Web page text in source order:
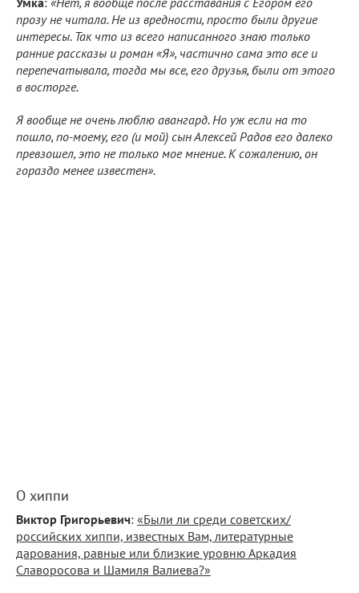
прозу не читала. Не из вредности, просто были другие
интересы. Так что из всего написанного знаю только
ранние рассказы и роман «Я», частично сама это все и
перепечатывала, тогда мы все, его друзья, были от этого
в восторге.
Я вообще не очень люблю авангард. Но уж если на то
пошло, по-моему, его (и мой) сын Алексей Радов его далеко
превзошел, это не только мое мнение. К сожалению, он
гораздо менее известен».
О хиппи
Виктор Григорьевич: «Были ли среди советских/
российских хиппи, известных Вам, литературные
дарования, равные или близкие уровню Аркадия
Славоросова и Шамиля Валиева?»